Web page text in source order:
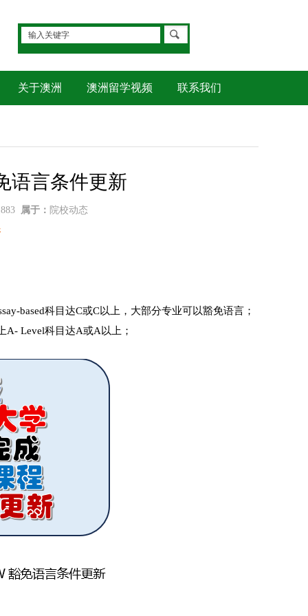
关于澳洲 澳洲留学视频 联系我们
语言条件更新
属于： 院校动态
based科目达C或C以上，大部分专业可以豁免语言；
A- Level科目达A或A以上；